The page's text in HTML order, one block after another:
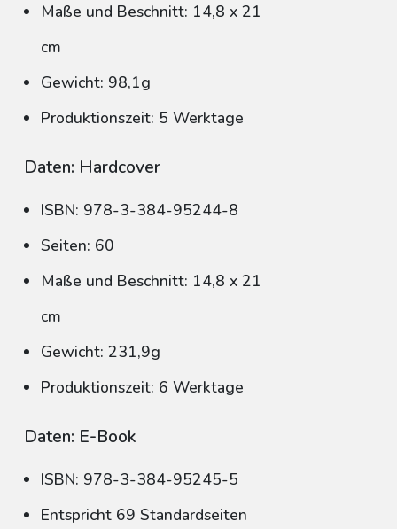
Maße und Beschnitt: 14,8 x 21
cm
Gewicht: 98,1g
Produktionszeit: 5 Werktage
Daten: Hardcover
ISBN: 978-3-384-95244-8
Seiten: 60
Maße und Beschnitt: 14,8 x 21
cm
Gewicht: 231,9g
Produktionszeit: 6 Werktage
Daten: E-Book
ISBN: 978-3-384-95245-5
Entspricht 69 Standardseiten